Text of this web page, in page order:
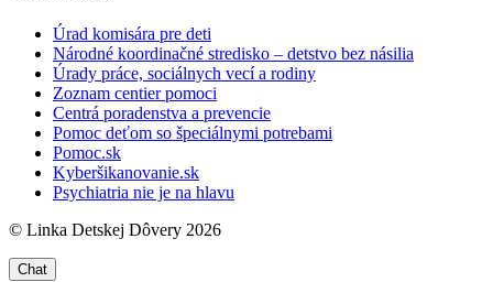
Úrad komisára pre deti
Národné koordinačné stredisko – detstvo bez násilia
Úrady práce, sociálnych vecí a rodiny
Zoznam centier pomoci
Centrá poradenstva a prevencie
Pomoc deťom so špeciálnymi potrebami
Pomoc.sk
Kyberšikanovanie.sk
Psychiatria nie je na hlavu
© Linka Detskej Dôvery 2026